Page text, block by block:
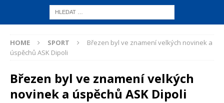
HOME SPORT
Březen byl ve znamení velkých novinek a
úspěchů ASK Dipoli
Březen byl ve znamení velkých
novinek a úspěchů ASK Dipoli